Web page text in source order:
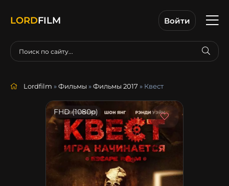
LORDFILM Войти
Lordfilm »Фильмы »Фильмы 2017 » Квест
FHD (1080p)